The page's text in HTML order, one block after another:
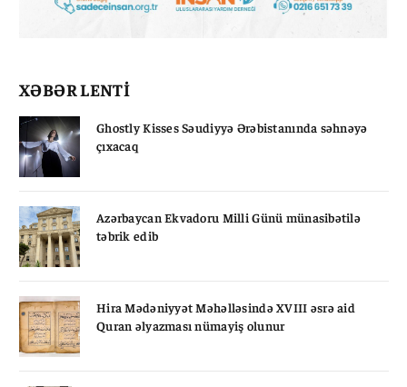
XƏBƏR LENTİ
Ghostly Kisses Səudiyyə Ərəbistanında səhnəyə
çıxacaq
Azərbaycan Ekvadoru Milli Günü münasibətilə
təbrik edib
Hira Mədəniyyət Məhəlləsində XVIII əsrə aid
Quran əlyazması nümayiş olunur